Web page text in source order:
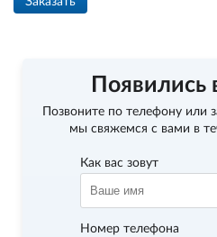
Появились
Позвоните по телефону или
мы свяжемся с вами в
Как вас зовут
Номер телефона